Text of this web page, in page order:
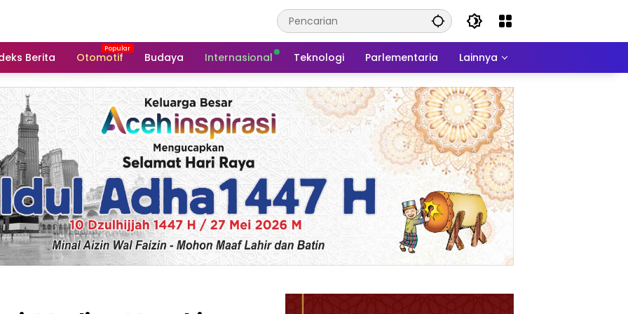
Berita Otomotif Budaya Internasional Teknologi Parlementaria Lainnya